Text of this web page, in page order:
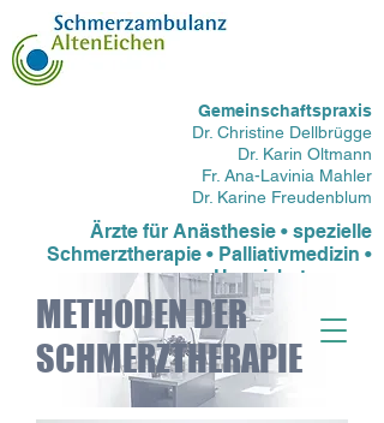
Gemeinschaftspraxis
Dr. Christine Dellbrügge
Dr. Karin Oltmann
Fr. Ana-Lavinia Mahler
Dr. Karine Freudenblum
Ärzte für Anästhesie • spezielle
Schmerztherapie • Palliativmedizin •
Hospizbetreuung
METHODEN DER
SCHMERZTHERAPIE